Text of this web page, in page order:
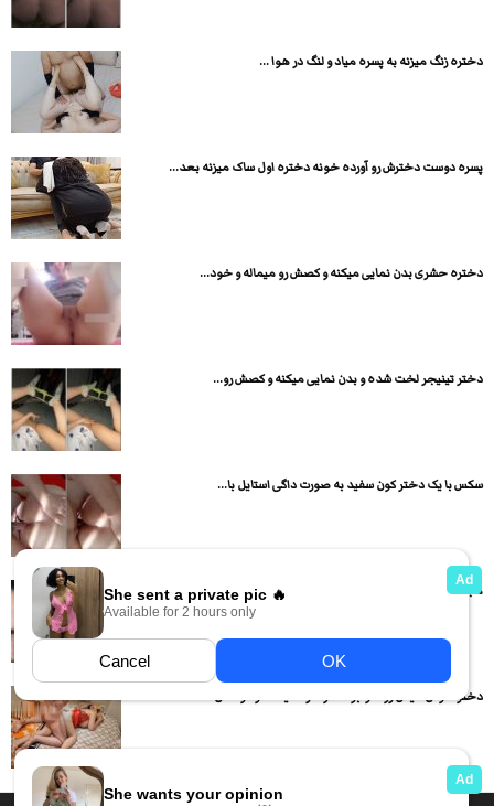
دختره زنگ میزنه به پسره میاد و لنگ در هوا ...
پسره دوست دخترش رو آورده خونه دختره اول ساک میزنه بعد...
دختره حشری بدن نمایی میکنه و کصش رو میماله و خود...
دختر تینیجر لخت شده و بدن نمایی میکنه و کصش رو...
سکس با یک دختر کون سفید به صورت داگی استایل با...
مجموعه کلیپهای روژین و پارتنرش
دختر خوش هیکل رو خوابونده و داره میکنه تو کوصش